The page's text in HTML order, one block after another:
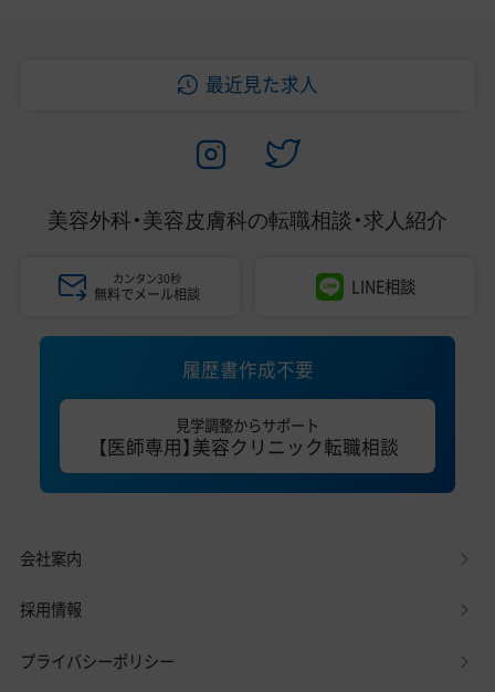
最近見た求人
美容外科・美容皮膚科の転職相談・求人紹介
カンタン30秒
無料でメール相談 LINE相談
履歴書作成不要
見学調整からサポート
【医師専用】美容クリニック転職相談
会社案内
採用情報
プライバシーポリシー